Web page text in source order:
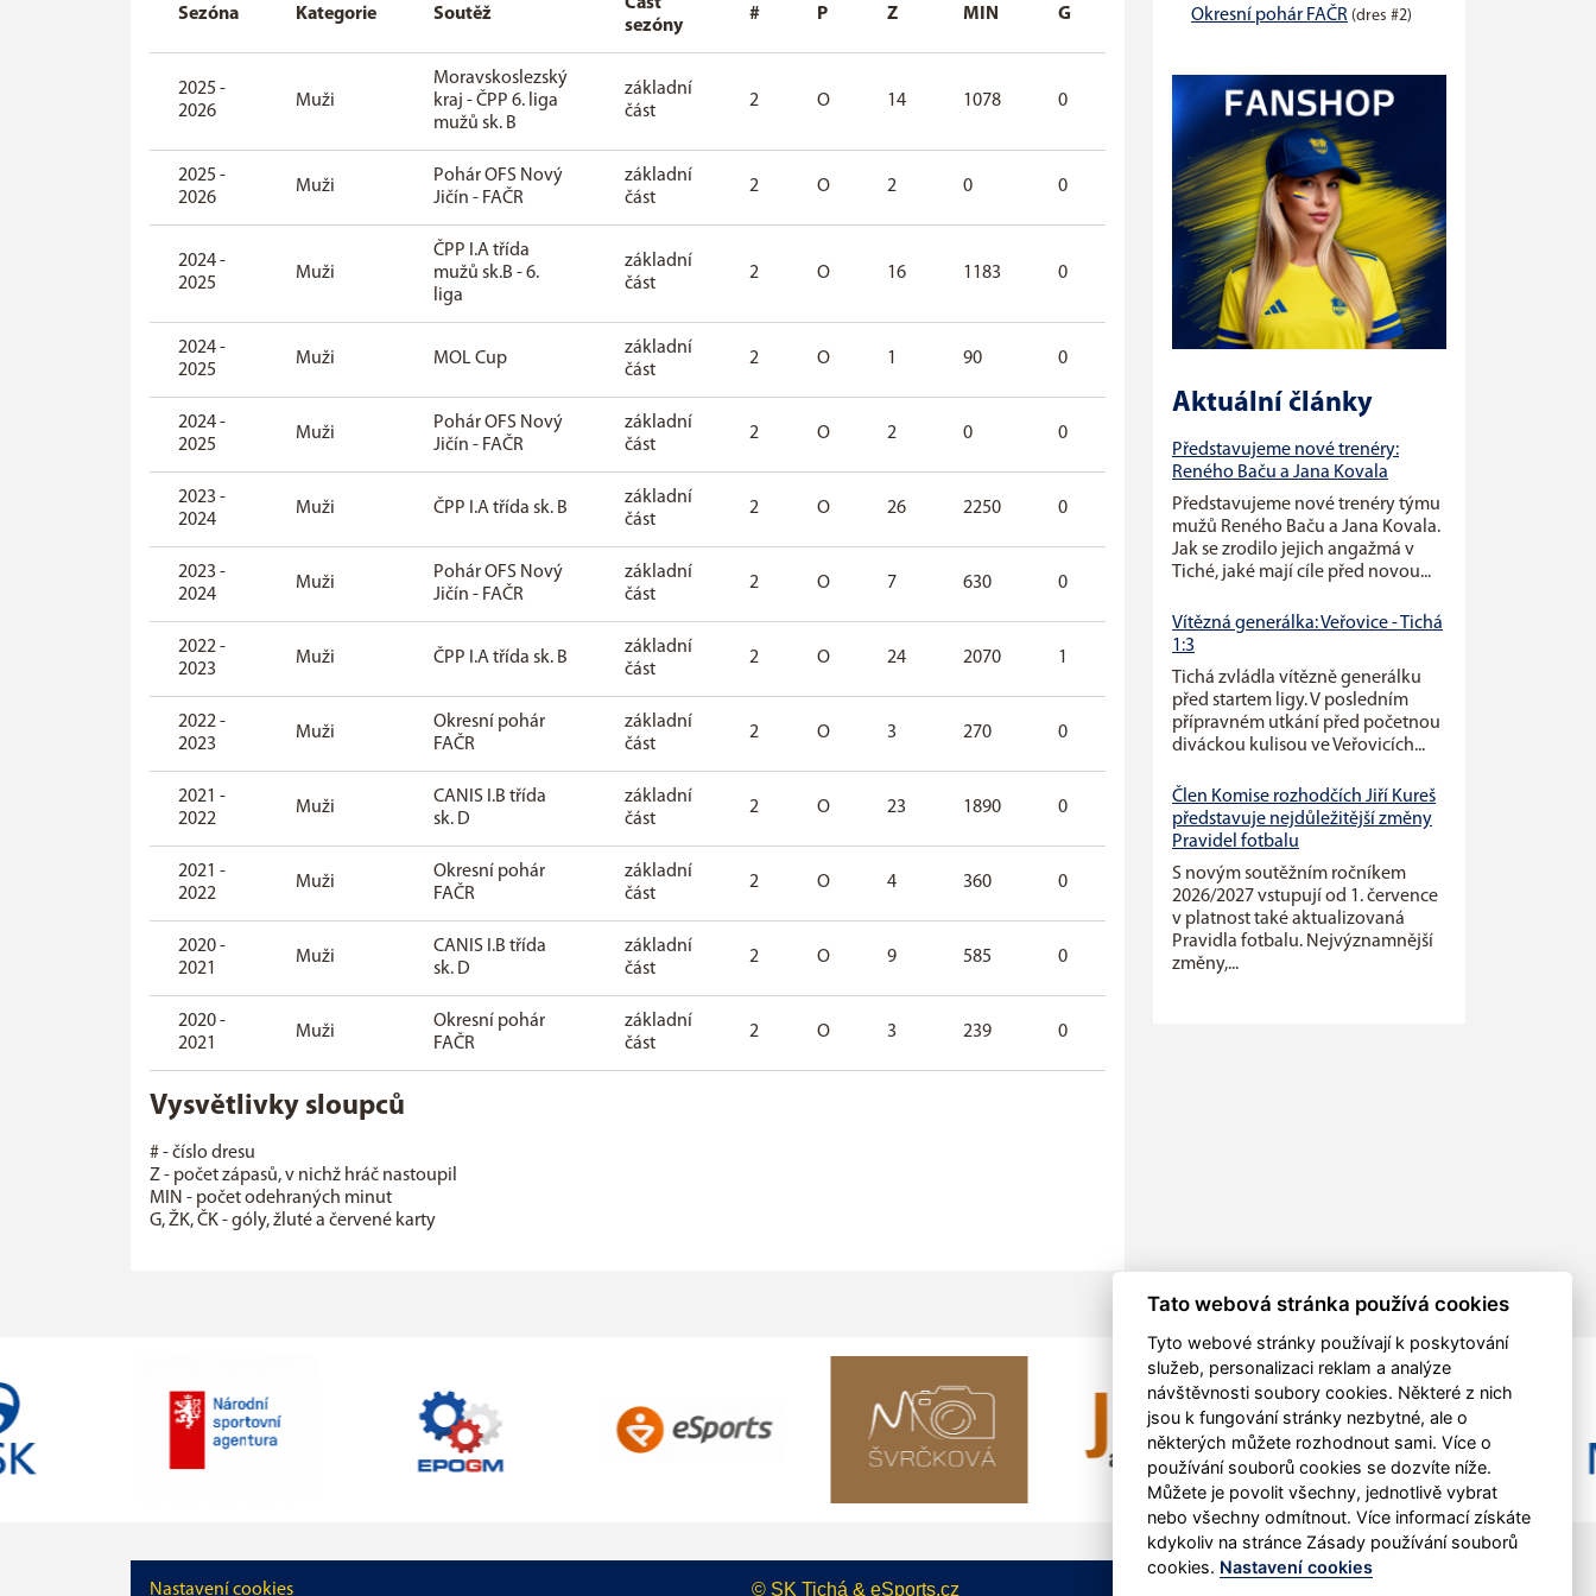
Sezóna Kategorie Soutěž
Část
sezóny
# P Z MIN G ČK
2025 -
2026
Muži
Moravskoslezský
kraj - ČPP 6. liga
mužů sk. B
základní
část
2 O 14 1078 0 0
2025 -
2026
Muži
Pohár OFS Nový
Jičín - FAČR
základní
část
2 O 2 0 0 0
2024 -
2025
Muži
ČPP I.A třída
mužů sk.B - 6.
liga
základní
část
2 O 16 1183 0 0
2024 -
2025
Muži MOL Cup
základní
část
2 O 1 90 0
2024 -
2025
Muži
Pohár OFS Nový
Jičín - FAČR
základní
část
2 O 2 0 0
2023 -
2024
Muži ČPP I.A třída sk. B
základní
část
2 O 26 2250 0 0
2023 -
2024
Muži
Pohár OFS Nový
Jičín - FAČR
základní
část
2 O 7 630 0 0
2022 -
2023
Muži ČPP I.A třída sk. B
základní
část
2 O 24 2070 1
2022 -
2023
Muži
Okresní pohár
FAČR
základní
část
2 O 3 270 0 0
2021 -
2022
Muži
CANIS I.B třída
sk. D
základní
část
2 O 23 1890 0 0
2021 -
2022
Muži
Okresní pohár
FAČR
základní
část
2 O 4 360 0 0
2020 -
2021
Muži
CANIS I.B třída
sk. D
základní
část
2 O 9 585 0 0
2020 -
2021
Muži
Okresní pohár
FAČR
základní
část
2 O 3 239 0
Vysvětlivky sloupců
# - číslo dresu
Z - počet zápasů, v nichž hráč nastoupil
MIN - počet odehraných minut
G, ŽK, ČK - góly, žluté a červené karty
Okresní pohár FAČR (dres #2)
Aktuální články
Představujeme nové trenéry:
Reného Baču a Jana Kovala
Představujeme nové trenéry týmu
mužů Reného Baču a Jana Kovala.
Jak se zrodilo jejich angažmá v
Tiché, jaké mají cíle před novou...
Vítězná generálka: Veřovice - Tichá
1:3
Tichá zvládla vítězně generálku
před startem ligy. V posledním
přípravném utkání před početnou
diváckou kulisou ve Veřovicích...
Člen Komise rozhodčích Jiří Kureš
představuje nejdůležitější změny
Pravidel fotbalu
S novým soutěžním ročníkem
2026/2027 vstupují od 1. července
v platnost také aktualizovaná
Pravidla fotbalu. Nejvýznamnější
změny,...
Nastavení cookies © SK Tichá& eSports.cz
Tato webová stránka používá cookies
Tyto webové stránky používají k poskytování
služeb, personalizaci reklam a analýze
návštěvnosti soubory cookies. Některé z nich
jsou k fungování stránky nezbytné, ale o
některých můžete rozhodnout sami. Více o
používání souborů cookies se dozvíte níže.
Můžete je povolit všechny, jednotlivě vybrat
nebo všechny odmítnout. Více informací získáte
kdykoliv na stránce Zásady používání souborů
cookies. Nastavení cookies